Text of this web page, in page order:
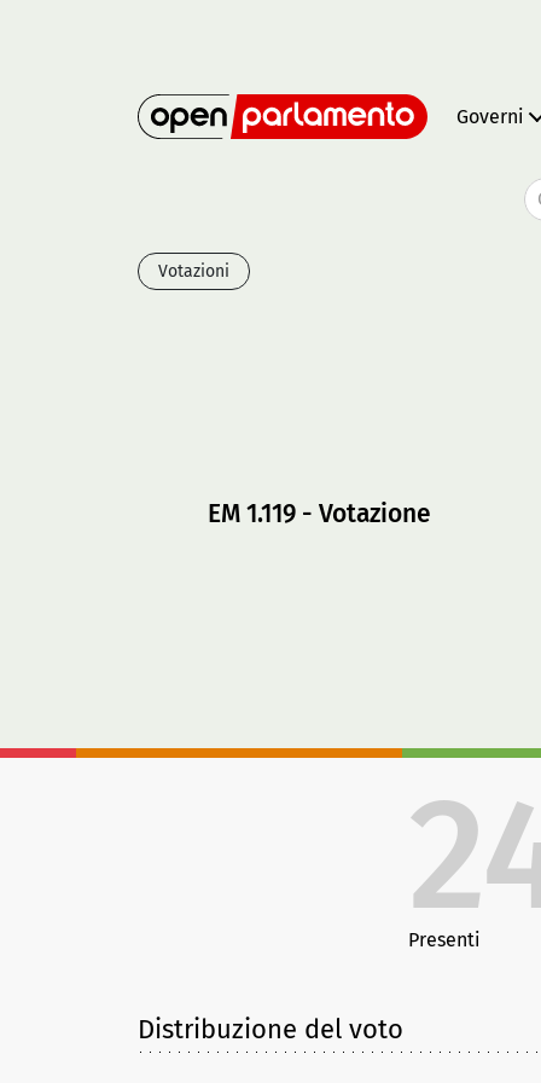
Governi
Votazioni
EM 1.119 - Votazione
Presenti
Distribuzione del voto